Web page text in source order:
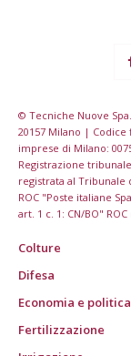
© Tecniche Nuove
20157 Milano | Codice
imprese di Milano:
Registrazione
registrata al Tribunale
ROC "Poste italiane
art. 1 c. 1: CN/BO"
Colture
Difesa
Economia e politica
Fertilizzazione